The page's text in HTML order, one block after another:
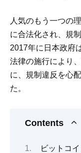
人気のもう一つの
に合法化され、規
2017年に日本政府
法律の施行により
に、規制違反を心
た。
Contents
ビットコ